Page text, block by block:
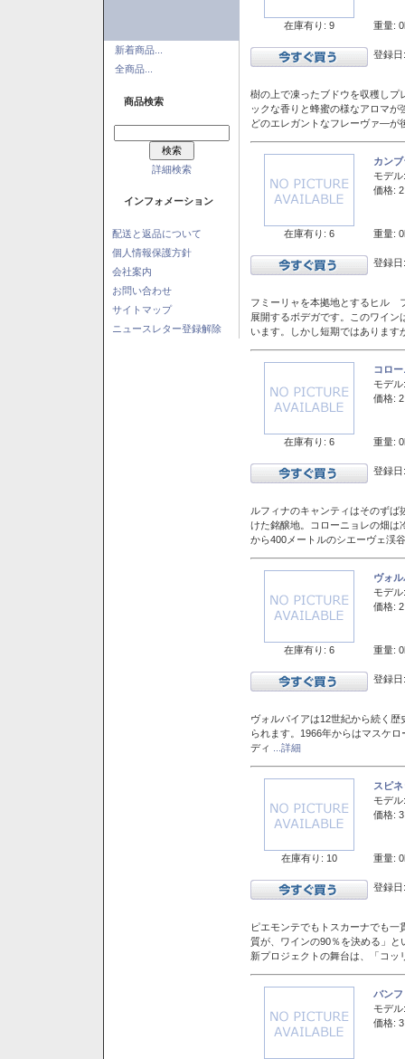
新着商品...
全商品...
商品検索
詳細検索
インフォメーション
配送と返品について
個人情報保護方針
会社案内
お問い合わせ
サイトマップ
ニュースレター登録解除
在庫有り: 9 重量:
登録
樹の上で凍ったブドウを収穫しプ
ックな香りと蜂蜜の様なアロマ
どのエレガントなフレーヴァ―が
在庫有り: 6
カン
モデル:
価格:
重量:
登録
フミーリャを本拠地とするヒル
展開するボデガです。このワイ
います。しかし短期ではありま
在庫有り: 6
コロ
モデル:
価格:
重量:
登録
ルフィナのキャンティはそのず
けた銘醸地。コローニョレの畑は
から400メートルのシエーヴェ渓
在庫有り: 6
ヴォ
モデル:
価格:
重量:
登録
ヴォルパイアは12世紀から続く
られます。1966年からはマスケ
ディ
...詳細
在庫有り: 10
スピ
モデル:
価格:
重量:
登録
ピエモンテでもトスカーナでも
質が、ワインの90％を決める」
新プロジェクトの舞台は、「コ
バン
モデル:
価格: